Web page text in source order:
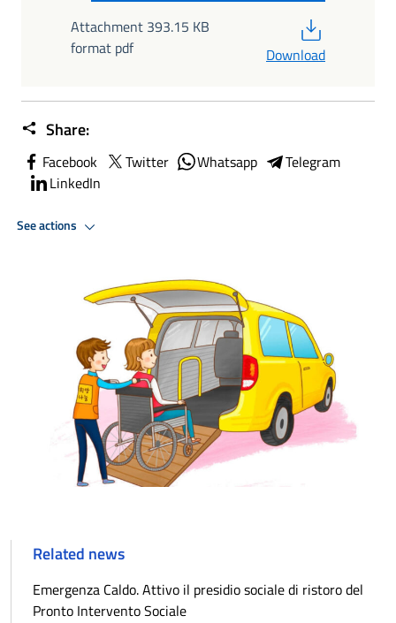
Attachment 393.15 KB
format pdf
Download
Share:
Facebook Twitter Whatsapp
Telegram
LinkedIn
See actions
Related news
Emergenza Caldo. Attivo il presidio sociale di ristoro del
Pronto Intervento Sociale